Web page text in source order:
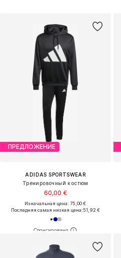
ПРЕДЛОЖЕНИЕ
ADIDAS SPORTSWEAR
Тренировочный костюм
60,00 €
Изначальная цена: 75,00 €
Последняя самая низкая цена:51,92 €